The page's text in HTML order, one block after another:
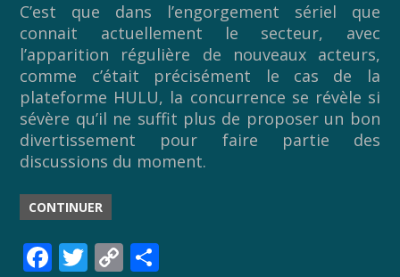
C’est que dans l’engorgement sériel que
connait actuellement le secteur, avec
l’apparition régulière de nouveaux acteurs,
comme c’était précisément le cas de la
plateforme HULU, la concurrence se révèle si
sévère qu’il ne suffit plus de proposer un bon
divertissement pour faire partie des
discussions du moment.
CONTINUER
F T C